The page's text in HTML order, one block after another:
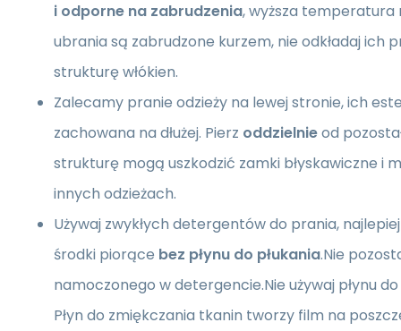
i odporne na zabrudzenia, wyższa temperatura
ubrania są zabrudzone kurzem, nie odkładaj ich
strukturę włókien.
Zalecamy pranie odzieży na lewej stronie, ich
zachowana na dłużej. Pierz oddzielnieod
strukturę mogą uszkodzić zamki błyskawiczne i
innych odzieżach.
Używaj zwykłych detergentów do prania,
środki piorące bez płynu do płukania.Nie
namoczonego w detergencie.Nie używaj płynu
Płyn do zmiękczania tkanin tworzy film na